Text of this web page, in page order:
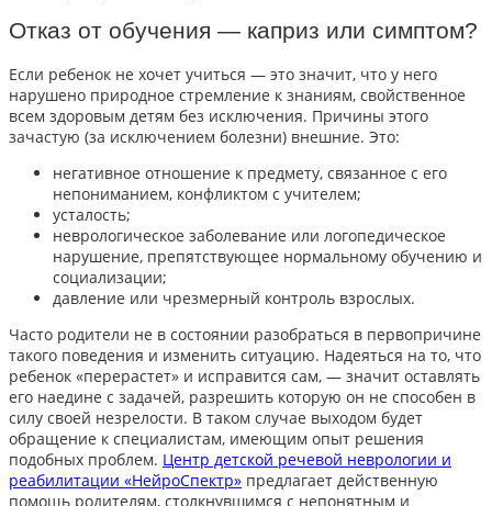
Отказ от обучения — каприз или симптом?
Если ребенок не хочет учиться — это значит, что у него
нарушено природное стремление к знаниям, свойственное
всем здоровым детям без исключения. Причины этого
зачастую (за исключением болезни) внешние. Это:
негативное отношение к предмету, связанное с его
непониманием, конфликтом с учителем;
усталость;
неврологическое заболевание или логопедическое
нарушение, препятствующее нормальному обучению и
социализации;
давление или чрезмерный контроль взрослых.
Часто родители не в состоянии разобраться в первопричине
такого поведения и изменить ситуацию. Надеяться на то, что
ребенок «перерастет» и исправится сам, — значит оставлять
его наедине с задачей, разрешить которую он не способен в
силу своей незрелости. В таком случае выходом будет
обращение к специалистам, имеющим опыт решения
подобных проблем. Центр детской речевой неврологии и
реабилитации «НейроСпектр» предлагает действенную
помощь родителям, столкнувшимся с непонятным и